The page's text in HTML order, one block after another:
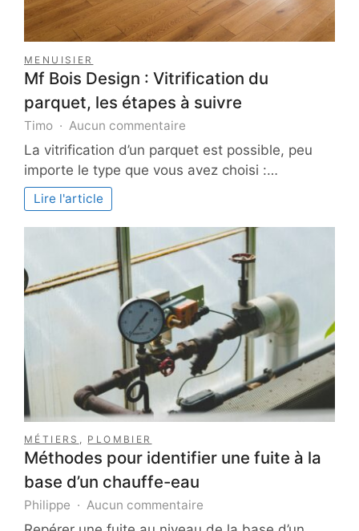
MENUISIER
Mf Bois Design : Vitrification du
parquet, les étapes à suivre
Timo Aucun commentaire
Mf
Bois
Design
du
parquet,
étapes
à
suivre
La vitrification d’un parquet est possible, peu
importe le type que vous avez choisi :…
Lire l'article
MÉTIERS , PLOMBIER
Méthodes pour identifier une fuite à la
base d’un chauffe-eau
Philippe Aucun commentaire
Méthodes